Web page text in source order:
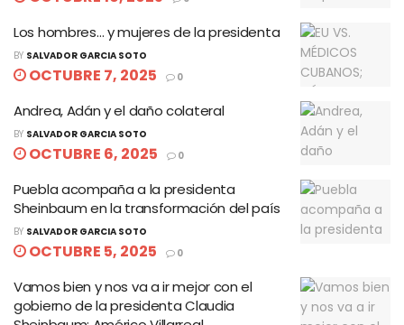
Los hombres… y mujeres de la presidenta
BY SALVADOR GARCIA SOTO
OCTUBRE 7, 2025 0
Andrea, Adán y el daño colateral
BY SALVADOR GARCIA SOTO
OCTUBRE 6, 2025 0
Puebla acompaña a la presidenta
Sheinbaum en la transformación del país
BY SALVADOR GARCIA SOTO
OCTUBRE 5, 2025 0
Vamos bien y nos va a ir mejor con el
gobierno de la presidenta Claudia